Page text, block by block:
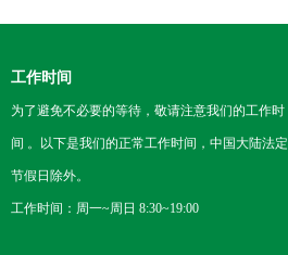
工作时间
为了避免不必要的等待，敬请注意我们的工作时
间 。以下是我们的正常工作时间，中国大陆法定
节假日除外。
工作时间：周一~周日 8:30~19:00